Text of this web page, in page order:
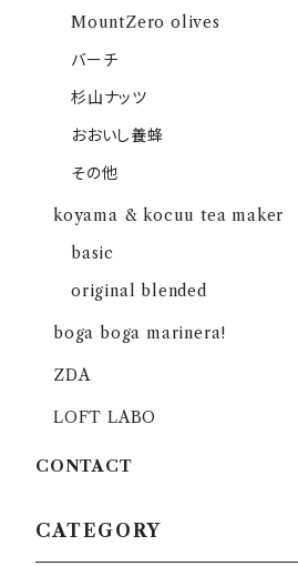
MountZero olives
バーチ
杉山ナッツ
おおいし養蜂
その他
koyama & kocuu tea maker
basic
original blended
boga boga marinera!
ZDA
LOFT LABO
CONTACT
CATEGORY